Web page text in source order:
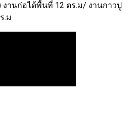
งานก่อได้พื้นที่ 12 ตร.ม/ งานกาวปู
.ม